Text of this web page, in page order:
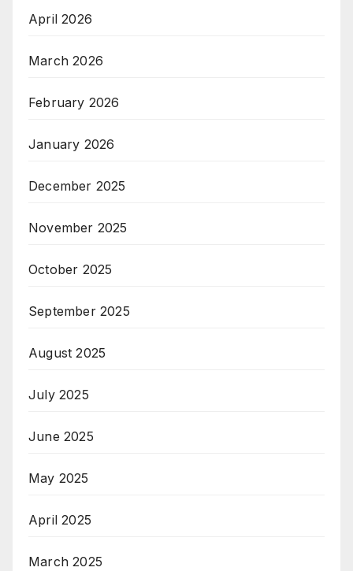
April 2026
March 2026
February 2026
January 2026
December 2025
November 2025
October 2025
September 2025
August 2025
July 2025
June 2025
May 2025
April 2025
March 2025